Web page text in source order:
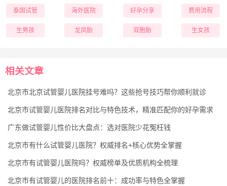
泰国试管 海外医院 好孕分享 费用流程
生男孩 龙凤胎 双胞胎 生女孩
相关文章
北京市北京试管婴儿医院挂号难吗？这些抢号技巧帮你顺利就诊
北京市试管婴儿医院排名对比与特色技术，精准匹配你的好孕需求
广东做试管婴儿性价比大盘点：选对医院少花冤枉钱
北京市有什么试管婴儿医院？权威排名+核心优势全掌握
北京市有试管婴儿医院吗？权威榜单及优质机构全梳理
北京市有试管婴儿的医院排名前十：成功率与特色全掌握